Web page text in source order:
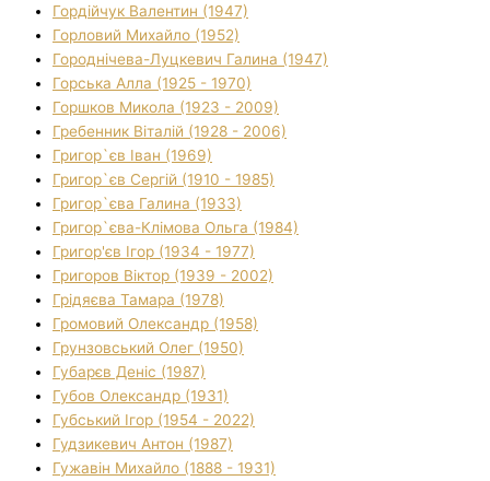
Гордійчук Валентин (1947)
Горловий Михайло (1952)
Городнічева-Луцкевич Галина (1947)
Горська Алла (1925 - 1970)
Горшков Микола (1923 - 2009)
Гребенник Віталій (1928 - 2006)
Григор`єв Іван (1969)
Григор`єв Сергій (1910 - 1985)
Григор`єва Галина (1933)
Григор`єва-Клімова Ольга (1984)
Григор'єв Ігор (1934 - 1977)
Григоров Віктор (1939 - 2002)
Грідяєва Тамара (1978)
Громовий Олександр (1958)
Грунзовський Олег (1950)
Губарєв Деніс (1987)
Губов Олександр (1931)
Губський Ігор (1954 - 2022)
Гудзикевич Антон (1987)
Гужавін Михайло (1888 - 1931)